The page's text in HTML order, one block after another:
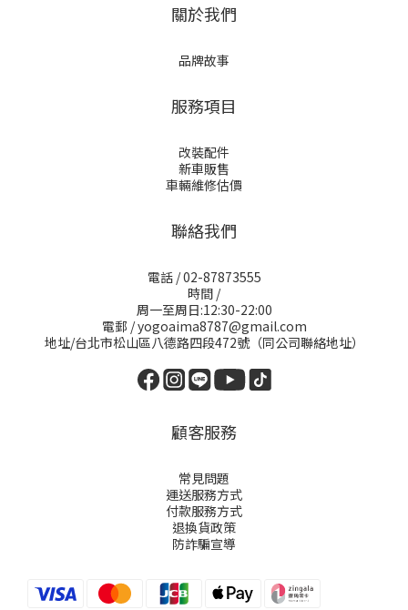
關於我們
品牌故事
服務項目
改裝配件
新車販售
車輛維修估價
聯絡我們
電話 / 02-87873555
時間 /
周一至周日:12:30-22:00
電郵 / yogoaima8787@gmail.com
地址/台北市松山區八德路四段472號（同公司聯絡地址）
顧客服務
常見問題
運送服務方式
付款服務方式
退換貨政策
防詐騙宣導